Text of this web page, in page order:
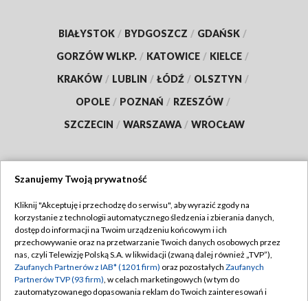
BIAŁYSTOK / BYDGOSZCZ / GDAŃSK /
GORZÓW WLKP. / KATOWICE / KIELCE /
KRAKÓW / LUBLIN / ŁÓDŹ / OLSZTYN /
OPOLE / POZNAŃ / RZESZÓW /
SZCZECIN / WARSZAWA / WROCŁAW
TVP
Abonament TVP
Emisja w TVP
Centrum informacji TVP
Regulamin TVP
Polityka prywatności
Moje zgody
Szanujemy Twoją prywatność
Kliknij "Akceptuję i przechodzę do serwisu", aby wyrazić zgody na
korzystanie z technologii automatycznego śledzenia i zbierania danych,
dostęp do informacji na Twoim urządzeniu końcowym i ich
przechowywanie oraz na przetwarzanie Twoich danych osobowych przez
nas, czyli Telewizję Polską S.A. w likwidacji (zwaną dalej również „TVP”),
Zaufanych Partnerów z IAB* (1201 firm) oraz pozostałych Zaufanych
Partnerów TVP (93 firm), w celach marketingowych (w tym do
zautomatyzowanego dopasowania reklam do Twoich zainteresowań i